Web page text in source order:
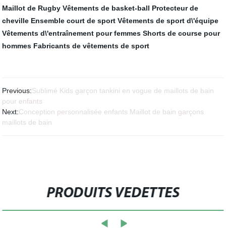
Maillot de Rugby Vêtements de basket-ball Protecteur de
cheville Ensemble court de sport Vêtements de sport d\'équipe
Vêtements d\'entraînement pour femmes Shorts de course pour
hommes Fabricants de vêtements de sport
Previous:Sublimé Kids garçon tankini en vogue de maillots de bain
pour enfants
Next:Conception personnalisée enfants Maillot de bain garçons
maillots de bain
PRODUITS VEDETTES